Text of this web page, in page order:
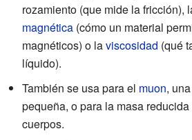
rozamiento (que mide la fricción),
magnética (cómo un material
magnéticos) o laviscosidad (qué
líquido).
También se usa para el muon,
pequeña, o para la masa
cuerpos.